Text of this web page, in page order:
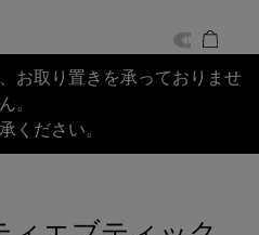
お取り置きを承っておりませ
ん。
ください。